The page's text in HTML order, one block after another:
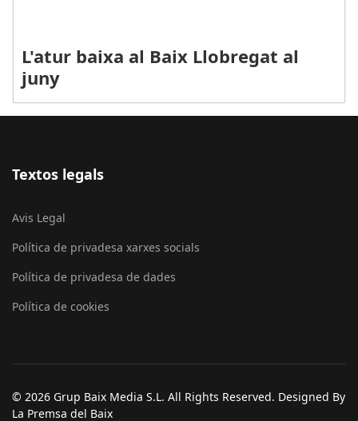
L'atur baixa al Baix Llobregat al
juny
Textos legals
Avis Legal
Política de privadesa xarxes socials
Política de privadesa de dades
Política de cookies
© 2026 Grup Baix Media S.L. All Rights Reserved. Designed By
La Premsa del Baix